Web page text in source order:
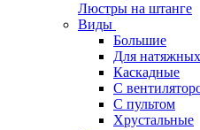
Люстры на штанге
Виды
Большие
Для
Каскадные
С
С пультом
Хрустальные